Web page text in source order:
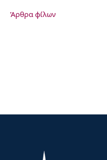
Άρθρα φίλων